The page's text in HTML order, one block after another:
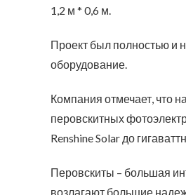
1,2 м * 0,6 м.
Проект был полностью и
оборудование.
Компания отмечает, что
перовскитных
Renshine Solar до
Перовскиты – большая
возлагают большие